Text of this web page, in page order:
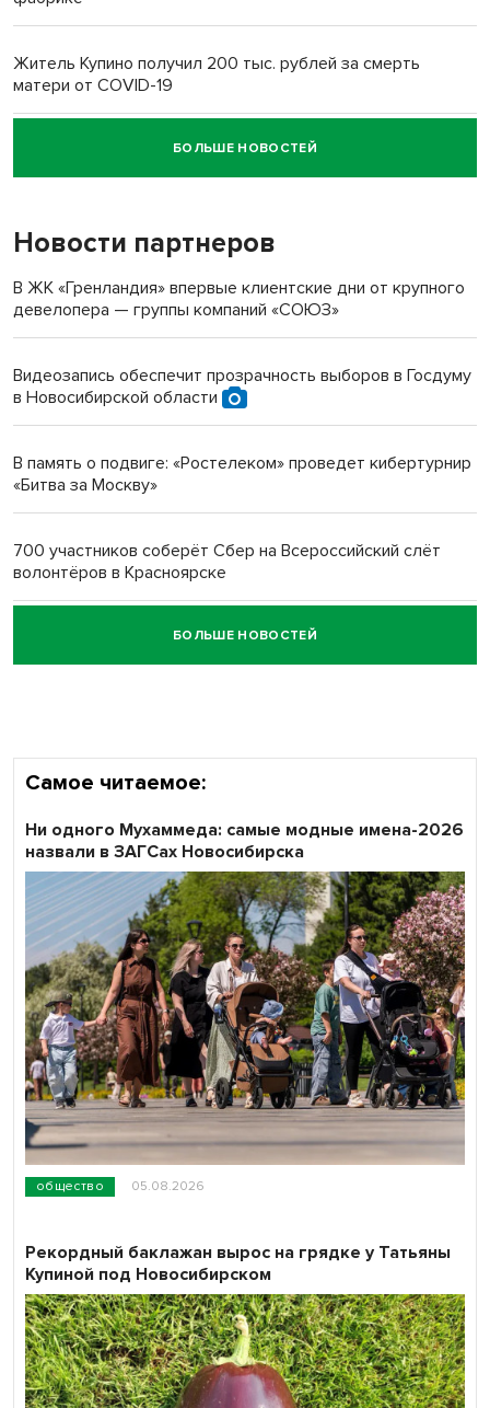
Житель Купино получил 200 тыс. рублей за смерть
матери от COVID-19
Новосибирский суд наказал водителя за смерть
пенсионерки на вокзале
«Мы живём на пастбище!»: в новосибирском селе лошади
терроризируют жителей
Новосибирский преподаватель с женой вошли в топ-16
БОЛЬШЕ НОВОСТЕЙ
Новости партнеров
В ЖК «Гренландия» впервые клиентские дни от крупного
девелопера — группы компаний «СОЮЗ»
Видеозапись обеспечит прозрачность выборов в Госдуму
в Новосибирской области
В память о подвиге: «Ростелеком» проведет кибертурнир
«Битва за Москву»
700 участников соберёт Сбер на Всероссийский слёт
волонтёров в Красноярске
Честный выбор: видеонаблюдение обеспечит
объективность результатов ЕДГ в Новосибирской
БОЛЬШЕ НОВОСТЕЙ
Самое читаемое:
общество 05.08.2026
Ни одного Мухаммеда: самые модные имена-2026
назвали в ЗАГСах Новосибирска
Рекордный баклажан вырос на грядке у Татьяны
Купиной под Новосибирском